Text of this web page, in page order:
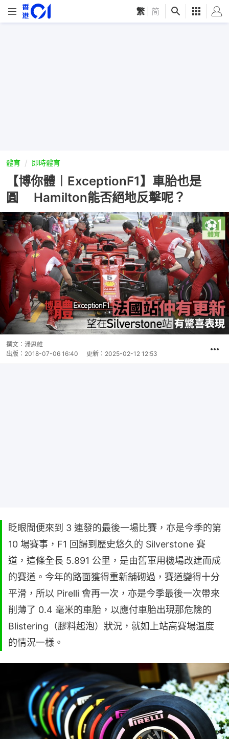
繁 简
體育 即時體育
【博你體︱ExceptionF1】車胎也是
圓 Hamilton能否絕地反擊呢？
撰文： 潘思維
出版： 2018-07-06 16:40 更新： 2025-02-12 12:53
眨眼間便來到 3 連發的最後一場比賽，亦是今季的第
10 場賽事，F1 回歸到歷史悠久的 Silverstone 賽
道，這條全長 5.891 公里，是由舊軍用機場改建而成
的賽道。今年的路面獲得重新舖砌過，賽道變得十分
平滑，所以 Pirelli 會再一次，亦是今季最後一次帶來
削薄了 0.4 毫米的車胎，以應付車胎出現那危險的
Blistering（膠料起泡）狀況，就如上站高賽場温度
的情況一樣。